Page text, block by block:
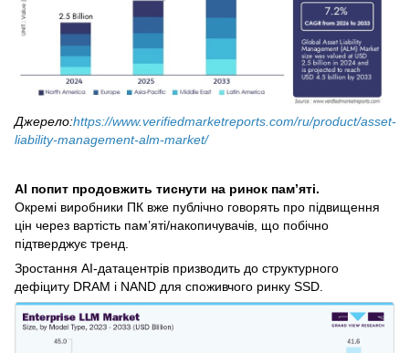
Джерело:https://www.verifiedmarketreports.com/ru/product/asset-
liability-management-alm-market/
AI попит продовжить тиснути на ринок пам’яті.
Окремі виробники ПК вже публічно говорять про підвищення
цін через вартість пам’яті/накопичувачів, що побічно
підтверджує тренд.
Зростання AI-датацентрів призводить до структурного
дефіциту DRAM і NAND для споживчого ринку SSD.